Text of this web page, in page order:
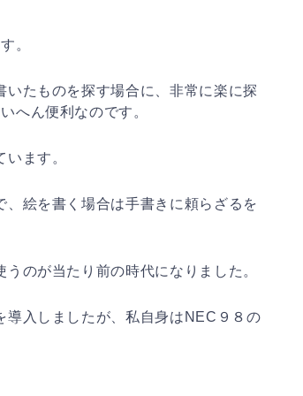
。
たものを探す場合に、非常に楽に探
へん便利なのです。
ます。
絵を書く場合は手書きに頼らざるを
のが当たり前の時代になりました。
入しましたが、私自身はNEC９８の